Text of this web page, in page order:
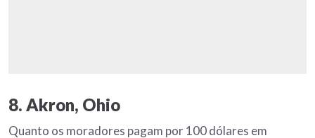
8. Akron, Ohio
Quanto os moradores pagam por 100 dólares em